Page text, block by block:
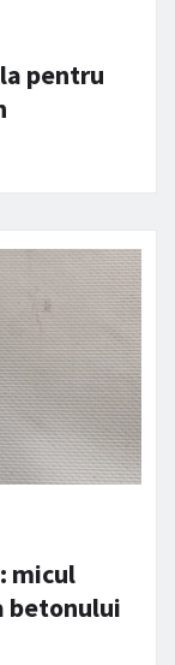
pentru
micul
betonului